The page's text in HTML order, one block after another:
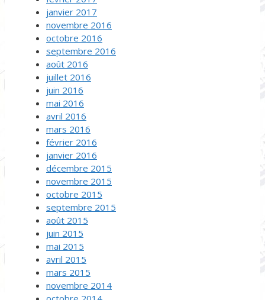
janvier 2017
novembre 2016
octobre 2016
septembre 2016
août 2016
juillet 2016
juin 2016
mai 2016
avril 2016
mars 2016
février 2016
janvier 2016
décembre 2015
novembre 2015
octobre 2015
septembre 2015
août 2015
juin 2015
mai 2015
avril 2015
mars 2015
novembre 2014